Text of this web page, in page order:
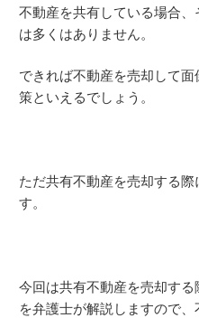
不動産を共有している場合
は多くはありません。
できれば不動産を売却して
策といえるでしょう。
ただ共有不動産を売却する
す。
今回は共有不動産を売却す
を弁護士が解説しますので